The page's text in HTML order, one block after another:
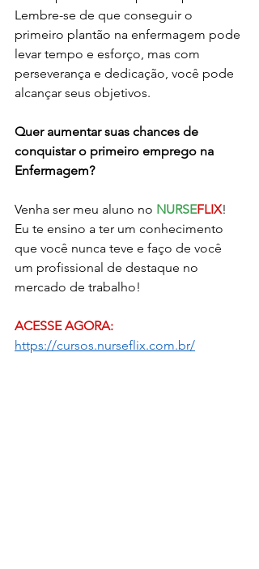
Lembre-se de que conseguir o
primeiro plantão na enfermagem pode
levar tempo e esforço, mas com
perseverança e dedicação, você pode
alcançar seus objetivos.
Quer aumentar suas chances de
conquistar o primeiro emprego na
Enfermagem?
Venha ser meu aluno no NURSEFLIX!
Eu te ensino a ter um conhecimento
que você nunca teve e faço de você
um profissional de destaque no
mercado de trabalho!
ACESSE AGORA:
https://cursos.nurseflix.com.br/